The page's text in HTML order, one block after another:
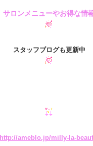
サロンメニューやお得な情
スタッフブログも更新中
http://ameblo.jp/milly-la-